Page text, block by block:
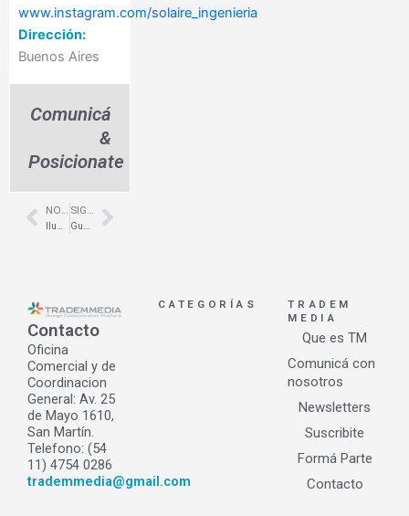
www.instagram.com/solaire_ingenieria
Dirección:
Buenos Aires
Comunicá
&
Posicionate
Prev Next
Contacto
Oficina
Comercial y de
Coordinacion
General: Av. 25
de Mayo 1610,
San Martín.
Telefono: (54
11) 4754 0286
trademmedia@gmail.com
CATEGORÍAS
TRADEM
MEDIA
Que es TM
Comunicá con
nosotros
Newsletters
Suscribite
Formá Parte
Contacto